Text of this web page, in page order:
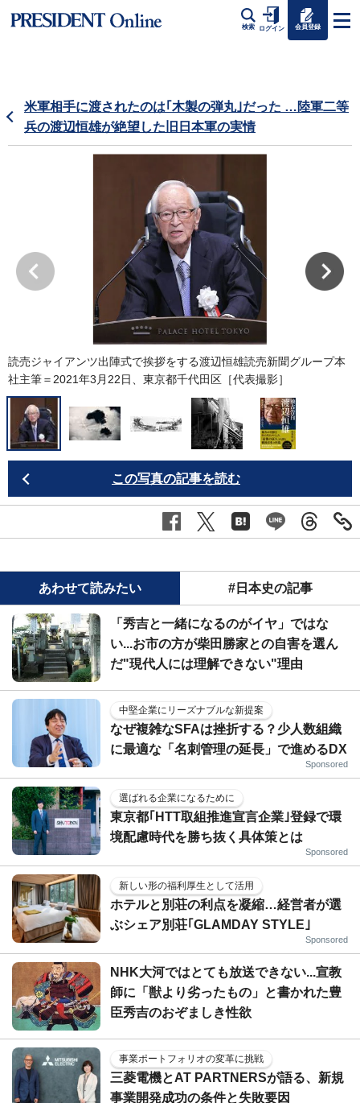
検索 ログイン 会員登録
米軍相手に渡されたのは｢木製の弾丸｣だった …陸軍二等
兵の渡辺恒雄が絶望した旧日本軍の実情
読売ジャイアンツ出陣式で挨拶をする渡辺恒雄読売新聞グループ本
社主筆＝2021年3月22日、東京都千代田区［代表撮影］
この写真の記事を読む
あわせて読みたい #日本史の記事
「秀吉と一緒になるのがイヤ」ではな
い...お市の方が柴田勝家との自害を選ん
だ"現代人には理解できない"理由
中堅企業にリーズナブルな新提案
なぜ複雑なSFAは挫折する？少人数組織
に最適な「名刺管理の延長」で進めるDX
Sponsored
選ばれる企業になるために
東京都｢HTT取組推進宣言企業｣登録で環
境配慮時代を勝ち抜く具体策とは
Sponsored
新しい形の福利厚生として活用
ホテルと別荘の利点を凝縮…経営者が選
ぶシェア別荘｢GLAMDAY STYLE｣
Sponsored
NHK大河ではとても放送できない...宣教
師に「獣より劣ったもの」と書かれた豊
臣秀吉のおぞましき性欲
事業ポートフォリオの変革に挑戦
三菱電機とAT PARTNERSが語る、新規
事業開発成功の条件と失敗要因